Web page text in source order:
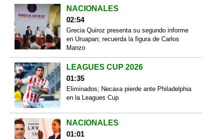
NACIONALES
02:54
Grecia Quiroz presenta su segundo informe
en Uruapan; recuerda la figura de Carlos
Manzo
LEAGUES CUP 2026
01:35
Eliminados; Necaxa pierde ante Philadelphia
en la Leagues Cup
NACIONALES
01:01